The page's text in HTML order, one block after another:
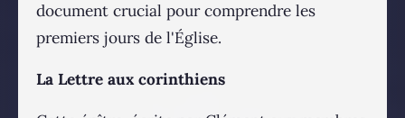
document crucial pour comprendre les
premiers jours de l'Église.
La Lettre aux corinthiens